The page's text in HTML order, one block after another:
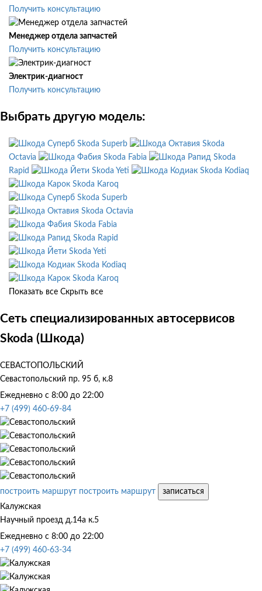
Получить консультацию
Менеджер отдела запчастей
Получить консультацию
Электрик-диагност
Получить консультацию
Выбрать другую модель:
Skoda Superb
Skoda
Octavia
Skoda Fabia
Skoda
Rapid
Skoda Yeti
Skoda Kodiaq
Skoda Karoq
Skoda Superb
Skoda Octavia
Skoda Fabia
Skoda Rapid
Skoda Yeti
Skoda Kodiaq
Skoda Karoq
Показать все Скрыть все
Сеть специализированных автосервисов
Skoda (Шкода)
СЕВАСТОПОЛЬСКИЙ
Севастопольский пр. 95 б, к.8
Ежедневно с 8:00 до 22:00
+7 (499) 460-69-84
построить маршрут построить маршрут
записаться
Калужская
Научный проезд д.14а к.5
Ежедневно с 8:00 до 22:00
+7 (499) 460-63-34